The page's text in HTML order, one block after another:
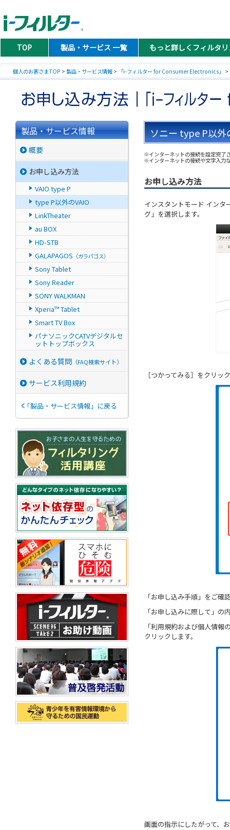
TOP 製品・サービス 一覧 もっと詳しくフィルタ
個人のお客さまTOP > 製品・サービス情報 > 「i-フィルター for Consumer Electronics」 >
ソニー type P以外
※インターネットの接続を設定完
※インターネットの接続や文字入力
お申し込み方法
インスタントモード イン
グ」を選択します。
［つかってみる］をクリッ
「お申し込み手順」をご
「お申し込みに際して」
「利用規約および個人情
クリックします。
画面の指示にしたがって、
製品・サービス情報
概要
お申し込み方法
VAIO type P
type P以外のVAIO
LinkTheater
au BOX
HD-STB
GALAPAGOS （ガラパゴス）
Sony Tablet
Sony Reader
SONY WALKMAN
Xperia™ Tablet
Smart TV Box
パナソニックCATVデジタルセ
ットトップボックス
よくある質問 （FAQ検索サイト）
サービス利用規約
「製品・サービス情報」に戻る